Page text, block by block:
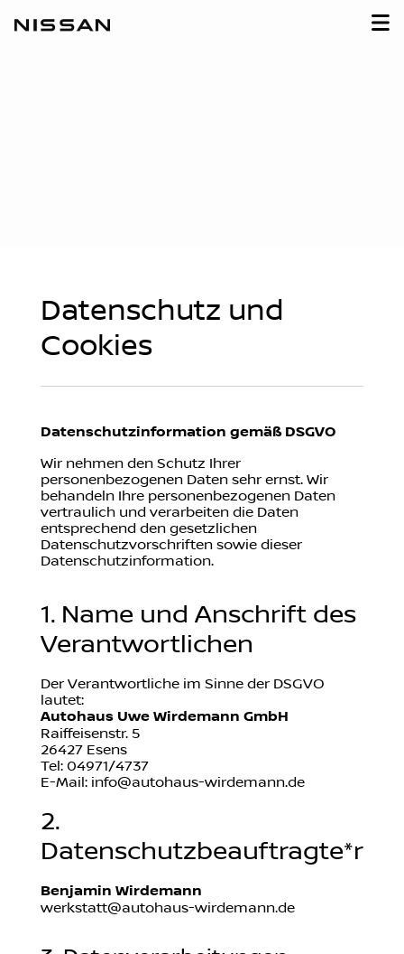
Datenschutz und
Cookies
Datenschutzinformation gemäß DSGVO
Wir nehmen den Schutz Ihrer
personenbezogenen Daten sehr ernst. Wir
behandeln Ihre personenbezogenen Daten
vertraulich und verarbeiten die Daten
entsprechend den gesetzlichen
Datenschutzvorschriften sowie dieser
Datenschutzinformation.
1. Name und Anschrift des
Verantwortlichen
Der Verantwortliche im Sinne der DSGVO
lautet:
Autohaus Uwe Wirdemann GmbH
Raiffeisenstr. 5
26427 Esens
Tel: 04971/4737
E-Mail: info@autohaus-wirdemann.de
2.
Datenschutzbeauftragte*r
Benjamin Wirdemann
werkstatt@autohaus-wirdemann.de